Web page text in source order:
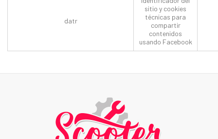
datr
sitio y cookies
técnicas para
compartir
contenidos
usando Facebook